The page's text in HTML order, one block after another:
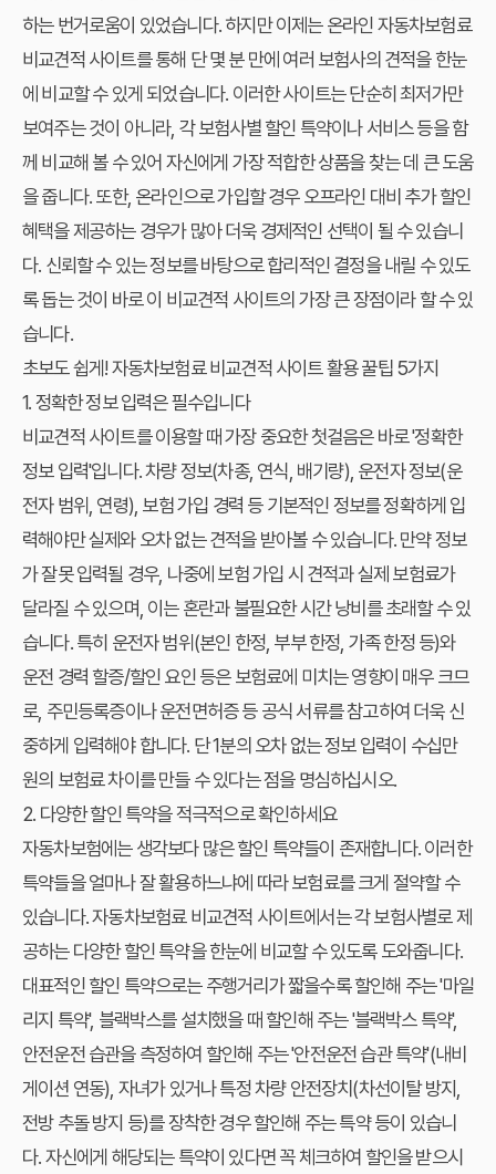
하는 번거로움이 있었습니다. 하지만 이제는 온라인자동차보험료
비교견적 사이트를 통해 단 몇 분 만에 여러 보험사의 견적을 한눈
에 비교할 수 있게 되었습니다. 이러한 사이트는 단순히 최저가만
보여주는 것이 아니라, 각 보험사별 할인 특약이나 서비스 등을 함
께 비교해 볼 수 있어 자신에게 가장 적합한 상품을 찾는 데 큰 도움
을 줍니다. 또한, 온라인으로 가입할 경우 오프라인 대비 추가 할인
혜택을 제공하는 경우가 많아 더욱 경제적인 선택이 될 수 있습니
다. 신뢰할 수 있는 정보를 바탕으로 합리적인 결정을 내릴 수 있도
록 돕는 것이 바로 이 비교견적 사이트의 가장 큰 장점이라 할 수 있
습니다.
초보도 쉽게! 자동차보험료 비교견적 사이트 활용 꿀팁 5가지
1. 정확한 정보 입력은 필수입니다
비교견적 사이트를 이용할 때 가장 중요한 첫걸음은 바로 '정확한
정보 입력'입니다. 차량 정보(차종, 연식, 배기량), 운전자 정보(운
전자 범위, 연령), 보험 가입 경력 등 기본적인 정보를 정확하게 입
력해야만 실제와 오차 없는 견적을 받아볼 수 있습니다. 만약 정보
가 잘못 입력될 경우, 나중에 보험 가입 시 견적과 실제 보험료가
달라질 수 있으며, 이는 혼란과 불필요한 시간 낭비를 초래할 수 있
습니다. 특히 운전자 범위(본인 한정, 부부 한정, 가족 한정 등)와
운전 경력 할증/할인 요인 등은 보험료에 미치는 영향이 매우 크므
로, 주민등록증이나 운전면허증 등 공식 서류를 참고하여 더욱 신
중하게 입력해야 합니다. 단 1분의 오차 없는 정보 입력이 수십만
원의 보험료 차이를 만들 수 있다는 점을 명심하십시오.
2. 다양한 할인 특약을 적극적으로 확인하세요
자동차보험에는 생각보다 많은 할인 특약들이 존재합니다. 이러한
특약들을 얼마나 잘 활용하느냐에 따라 보험료를 크게 절약할 수
있습니다.자동차보험료 비교견적 사이트에서는 각 보험사별로 제
공하는 다양한 할인 특약을 한눈에 비교할 수 있도록 도와줍니다.
대표적인 할인 특약으로는 주행거리가 짧을수록 할인해 주는 '마일
리지 특약', 블랙박스를 설치했을 때 할인해 주는 '블랙박스 특약',
안전운전 습관을 측정하여 할인해 주는 '안전운전 습관 특약'(내비
게이션 연동), 자녀가 있거나 특정 차량 안전장치(차선이탈 방지,
전방 추돌 방지 등)를 장착한 경우 할인해 주는 특약 등이 있습니
다. 자신에게 해당되는 특약이 있다면 꼭 체크하여 할인을 받으시